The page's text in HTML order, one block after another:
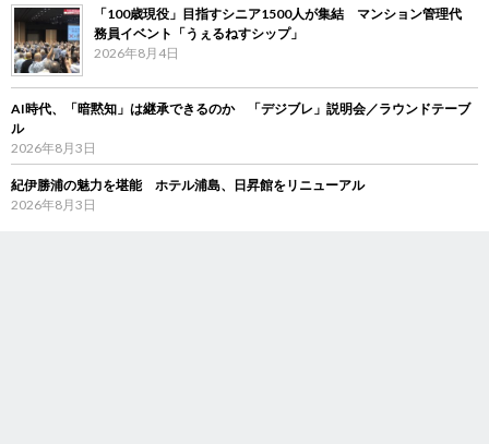
「100歳現役」目指すシニア1500人が集結 マンション管理代
務員イベント「うぇるねすシップ」
2026年8月4日
AI時代、「暗黙知」は継承できるのか 「デジブレ」説明会／ラウンドテーブ
ル
2026年8月3日
紀伊勝浦の魅力を堪能 ホテル浦島、日昇館をリニューアル
2026年8月3日